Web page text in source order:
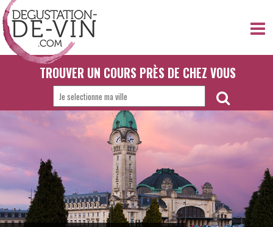
TROUVER UN COURS PRÈS DE CHEZ VOUS